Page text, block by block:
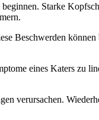
Starke
Beschwerden
eines Katers zu
verursachen.